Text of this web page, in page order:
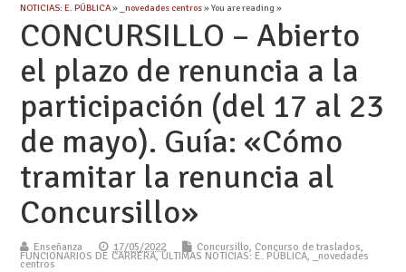
NOTICIAS: E. PÚBLICA» _novedades centros» You are reading »
CONCURSILLO – Abierto
el plazo de renuncia a la
participación (del 17 al 23
de mayo). Guía: «Cómo
tramitar la renuncia al
Concursillo»
Enseñanza 17/05/2022 Concursillo, Concurso de traslados,
FUNCIONARIOS DE CARRERA,ÚLTIMAS NOTICIAS: E. PÚBLICA, _novedades
centros